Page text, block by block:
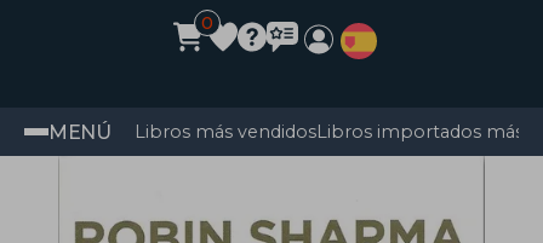
0
MENÚ Libros más vendidosLibros importados más